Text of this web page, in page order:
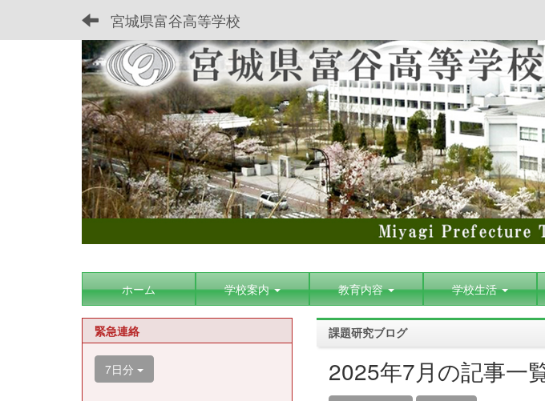
宮城県富谷高等学校
ホーム 学校案内 教育内容 学校生活
課題研究ブログ
2025年7月の記事一
緊急連絡
7日分